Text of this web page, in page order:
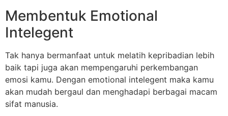
Membentuk Emotional
Intelegent
Tak hanya bermanfaat untuk melatih kepribadian lebih
baik tapi juga akan mempengaruhi perkembangan
emosi kamu. Dengan emotional intelegent maka kamu
akan mudah bergaul dan menghadapi berbagai macam
sifat manusia.